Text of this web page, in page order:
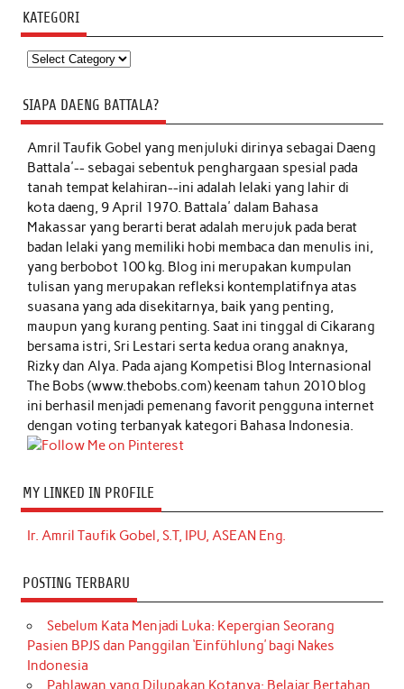
KATEGORI
Kategori
SIAPA DAENG BATTALA?
Amril Taufik Gobelyang menjuluki dirinya sebagai Daeng
Battala'-- sebagai sebentuk penghargaan spesial pada
tanah tempat kelahiran--ini adalah lelaki yang lahir di
kota daeng, 9 April 1970. Battala' dalam Bahasa
Makassar yang berarti berat adalah merujuk pada berat
badan lelaki yang memiliki hobi membaca dan menulis ini,
yang berbobot 100 kg. Blog ini merupakan kumpulan
tulisan yang merupakan refleksi kontemplatifnya atas
suasana yang ada disekitarnya, baik yang penting,
maupun yang kurang penting. Saat ini tinggal di Cikarang
bersama istri, Sri Lestari serta kedua orang anaknya,
Rizky dan Alya. Pada ajang Kompetisi Blog Internasional
The Bobs (www.thebobs.com) keenam tahun 2010 blog
ini berhasil menjadi pemenang favorit pengguna internet
dengan voting terbanyak kategori Bahasa Indonesia.
MY LINKED IN PROFILE
Ir. Amril Taufik Gobel, S.T, IPU, ASEAN Eng.
POSTING TERBARU
Sebelum Kata Menjadi Luka: Kepergian Seorang
Pasien BPJS dan Panggilan ‘Einfühlung’ bagi Nakes
Indonesia
Pahlawan yang Dilupakan Kotanya: Belajar Bertahan